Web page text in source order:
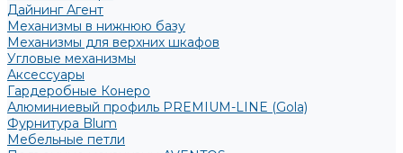
Дайнинг Агент
Механизмы в нижнюю базу
Механизмы для верхних шкафов
Угловые механизмы
Аксессуары
Гардеробные Конеро
Алюминиевый профиль PREMIUM-LINE (Gola)
Фурнитура Blum
Мебельные петли